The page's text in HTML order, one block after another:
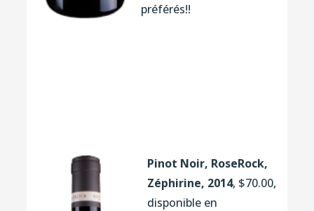
préférés!!
Pinot Noir, RoseRock,
Zéphirine, 2014, $70.00,
disponible en